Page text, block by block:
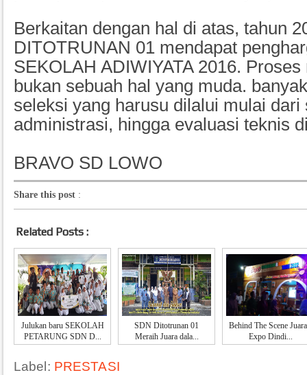
Berkaitan dengan hal di atas, tahun
DITOTRUNAN 01 mendapat
SEKOLAH ADIWIYATA 2016.
bukan sebuah hal yang muda.
seleksi yang harusu dilalui mulai dari
administrasi, hingga evaluasi teknis
BRAVO SD LOWO
Share this post :
Related Posts :
Julukan baru SEKOLAH
PETARUNG SDN D...
SDN Ditotrunan 01
Meraih Juara dala...
Behind The Scene
Expo Dindi...
Label: PRESTASI